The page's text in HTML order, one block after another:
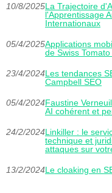
10/8/2025La Trajectoire
l'Apprentissage
Internationaux
05/4/2025Applications
de Swiss
23/4/2024Les tendances
Campbell SEO
05/4/2024Faustine
AI cohérent et
24/2/2024Linkiller : le
technique et
attaques sur
13/2/2024Le cloaking en